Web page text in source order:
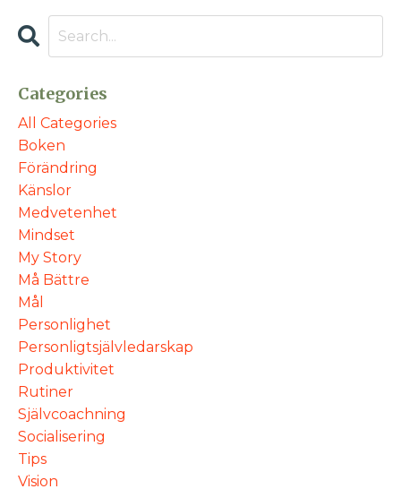
Categories
All Categories
Boken
Förändring
Känslor
Medvetenhet
Mindset
My Story
Må Bättre
Mål
Personlighet
Personligtsjälvledarskap
Produktivitet
Rutiner
Självcoachning
Socialisering
Tips
Vision